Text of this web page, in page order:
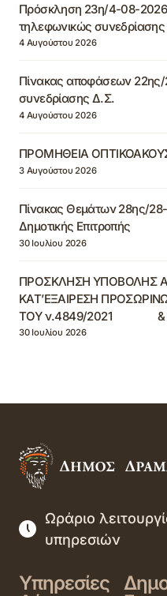
Πρόσκληση 23η/4-08-2026
τηλεφωνικώς
4 Αυγούστου 2026
Πίνακας αποφάσεων 22ης/
συνεδρίασης Δ.Σ.
4 Αυγούστου 2026
ΠΡΟΜΗΘΕΙΑ
3 Αυγούστου 2026
Πίνακας Θεμάτων 28ης/
Δημοτικής Επιτροπής
30 Ιουλίου 2026
ΠΡΟΣΚΛΗΣΗ ΥΠΟΒΟΛΗΣ
ΚΑΤ’ΕΞΑΙΡΕΣΗ
ΤΟΥ ν.4849/2021 &
30 Ιουλίου 2026
Ωράριο
υπηρεσιών
Υπηρεσίες